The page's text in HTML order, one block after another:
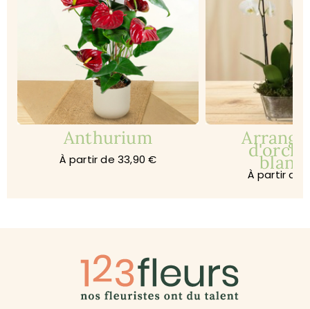
Anthurium
À partir de 33,90 €
À partir de